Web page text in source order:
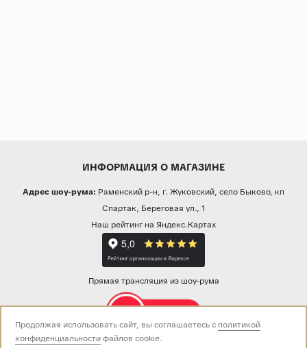
ИНФОРМАЦИЯ О МАГАЗИНЕ
Адрес шоу-рума: Раменский р-н, г. Жуковский, село Быково, кп
Спартак, Береговая ул., 1
Наш рейтинг на Яндекс.Картах
Прямая трансляция из шоу-рума
Звоните нам:
Продолжая использовать сайт, вы соглашаетесь с политикой
конфиденциальностифайлов cookie.